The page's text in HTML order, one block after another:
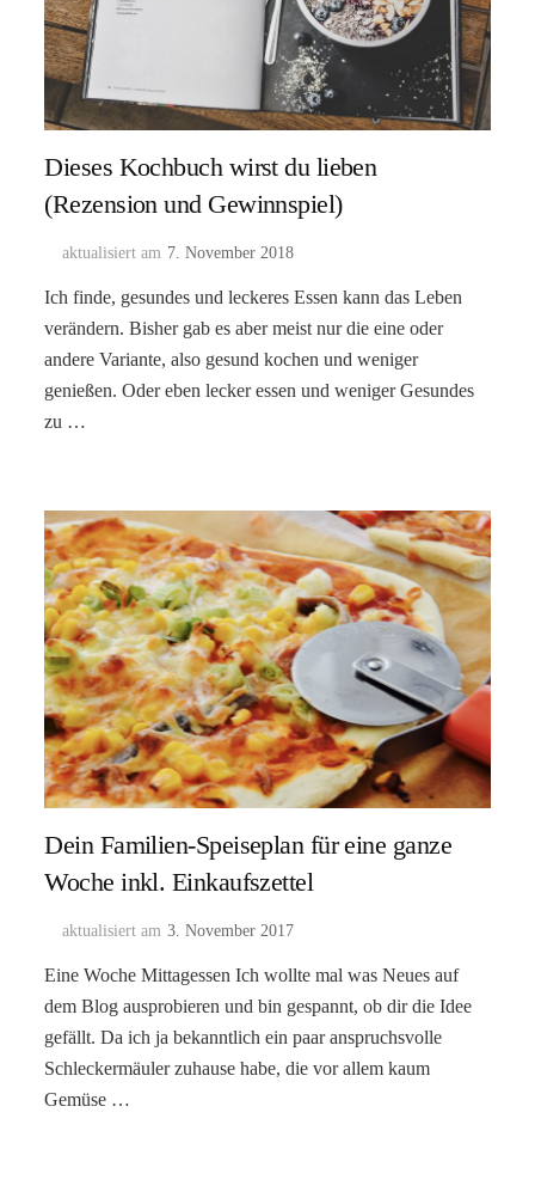
Dieses Kochbuch wirst du lieben
(Rezension und Gewinnspiel)
aktualisiert am 7. November 2018
Ich finde, gesundes und leckeres Essen kann das Leben
verändern. Bisher gab es aber meist nur die eine oder
andere Variante, also gesund kochen und weniger
genießen. Oder eben lecker essen und weniger Gesundes
zu …
Dein Familien-Speiseplan für eine ganze
Woche inkl. Einkaufszettel
aktualisiert am 3. November 2017
Eine Woche Mittagessen Ich wollte mal was Neues auf
dem Blog ausprobieren und bin gespannt, ob dir die Idee
gefällt. Da ich ja bekanntlich ein paar anspruchsvolle
Schleckermäuler zuhause habe, die vor allem kaum
Gemüse …